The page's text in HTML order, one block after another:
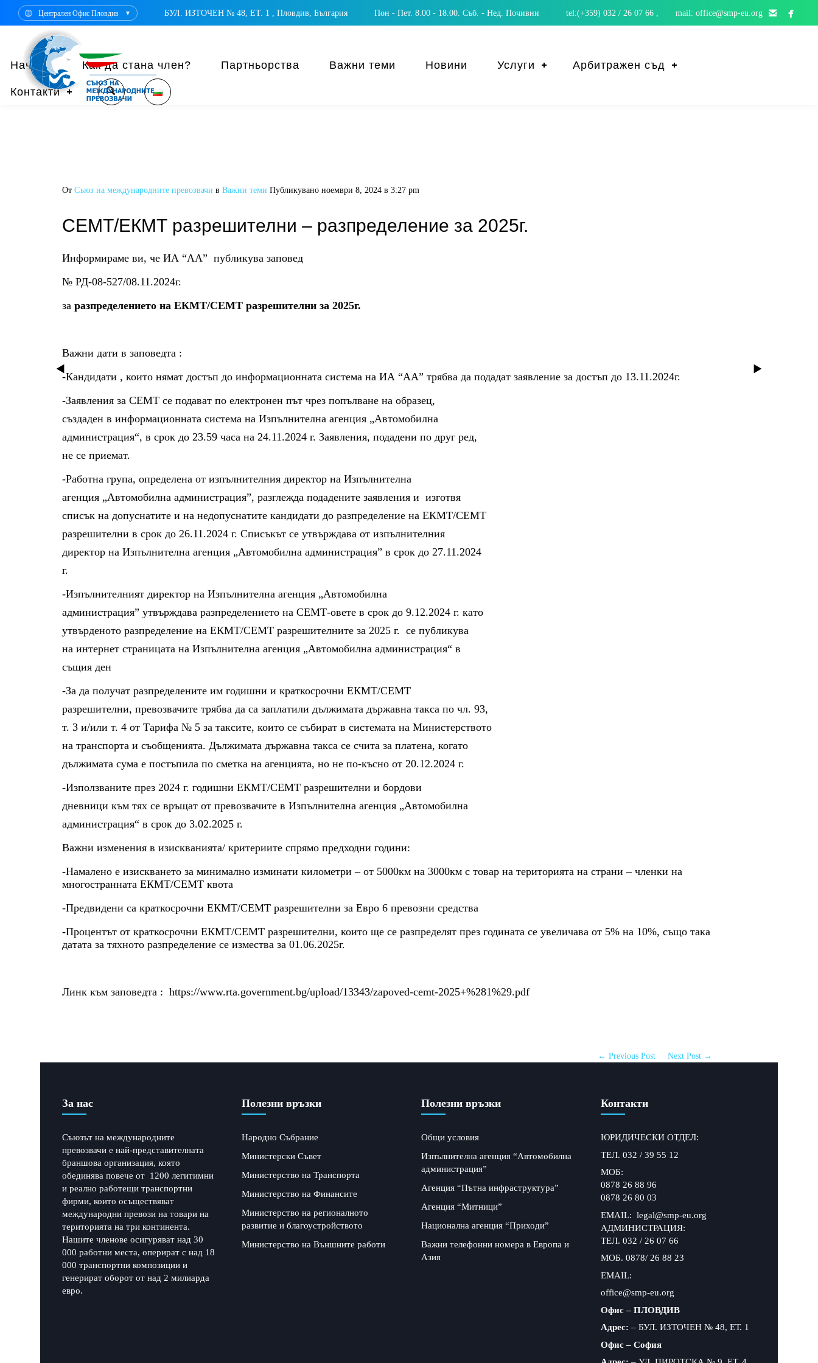
Централен Офис Пловдив ▼ БУЛ. ИЗТОЧЕН № 48, ЕТ. 1 , Пловдив, България Пон - Пет. 8.00 - 18.00. Съб. - Нед. Почивни tel:(+359) 032 / 26 07 66 , mail: office@smp-eu.org  
Начало Как да стана член? Партньорства Важни теми Новини Услуги Арбитражен съд
Контакти
От Съюз на международните превозвачи в Важни теми Публикувано ноември 8, 2024 в 3:27 pm
CEMT/ЕКМТ разрешителни – разпределение за 2025г.
Информираме ви, че ИА “АА” публикува заповед
№ РД-08-527/08.11.2024г.
за разпределението на ЕКМТ/СЕМТ разрешителни за 2025г.
Важни дати в заповедта :
-Кандидати , които нямат достъп до информационната система на ИА “АА” трябва да подадат заявление за достъп до 13.11.2024г.
-Заявления за СЕМТ се подават по електронен път чрез попълване на образец,
създаден в информационната система на Изпълнителна агенция „Автомобилна
администрация“, в срок до 23.59 часа на 24.11.2024 г. Заявления, подадени по друг ред,
не се приемат.
-Работна група, определена от изпълнителния директор на Изпълнителна
агенция „Автомобилна администрация”, разглежда подадените заявления и изготвя
списък на допуснатите и на недопуснатите кандидати до разпределение на ЕКМТ/СЕМТ
разрешителни в срок до 26.11.2024 г. Списъкът се утвърждава от изпълнителния
директор на Изпълнителна агенция „Автомобилна администрация” в срок до 27.11.2024
г.
-Изпълнителният директор на Изпълнителна агенция „Автомобилна
администрация” утвърждава разпределението на СЕМТ-овете в срок до 9.12.2024 г. като
утвърденото разпределение на ЕКМТ/СЕМТ разрешителните за 2025 г. се публикува
на интернет страницата на Изпълнителна агенция „Автомобилна администрация“ в
същия ден
-За да получат разпределените им годишни и краткосрочни ЕКМТ/СЕМТ
разрешителни, превозвачите трябва да са заплатили дължимата държавна такса по чл. 93,
т. 3 и/или т. 4 от Тарифа № 5 за таксите, които се събират в системата на Министерството
на транспорта и съобщенията. Дължимата държавна такса се счита за платена, когато
дължимата сума е постъпила по сметка на агенцията, но не по-късно от 20.12.2024 г.
-Използваните през 2024 г. годишни ЕКМТ/СЕМТ разрешителни и бордови
дневници към тях се връщат от превозвачите в Изпълнителна агенция „Автомобилна
администрация“ в срок до 3.02.2025 г.
Важни изменения в изискванията/ критериите спрямо предходни години:
-Намалено е изискването за минимално изминати километри – от 5000км на 3000км с товар на територията на страни – членки на
многостранната ЕКМТ/СЕМТ квота
-Предвидени са краткосрочни ЕКМТ/СЕМТ разрешителни за Евро 6 превозни средства
-Процентът от краткосрочни ЕКМТ/СЕМТ разрешителни, които ще се разпределят през годината се увеличава от 5% на 10%, също така
датата за тяхното разпределение се измества за 01.06.2025г.
Линк към заповедта : https://www.rta.government.bg/upload/13343/zapoved-cemt-2025+%281%29.pdf
← Previous Post Next Post →
За нас
Съюзът на международните
превозвачи е най-представителната
браншова организация, която
обединява повече от 1200 легитимни
и реално работещи транспортни
фирми, които осъществяват
международни превози на товари на
територията на три континента.
Нашите членове осигуряват над 30
000 работни места, оперират с над 18
000 транспортни композиции и
генерират оборот от над 2 милиарда
евро.
Полезни връзки
Народно Събрание
Министерски Съвет
Министерство на Транспорта
Министерство на Финансите
Министерство на регионалното
развитие и благоустройството
Министерство на Външните работи
Полезни връзки
Общи условия
Изпълнителна агенция “Автомобилна
администрация”
Агенция “Пътна инфраструктура”
Агенция “Митници”
Национална агенция “Приходи”
Важни телефонни номера в Европа и
Азия
Контакти
ЮРИДИЧЕСКИ ОТДЕЛ:
ТЕЛ. 032 / 39 55 12
МОБ:
0878 26 88 96
0878 26 80 03
EMAIL: legal@smp-eu.org
АДМИНИСТРАЦИЯ:
ТЕЛ. 032 / 26 07 66
МОБ. 0878/ 26 88 23
EMAIL:
office@smp-eu.org
Офис – ПЛОВДИВ
Адрес: – БУЛ. ИЗТОЧЕН № 48, ЕТ. 1
Офис – София